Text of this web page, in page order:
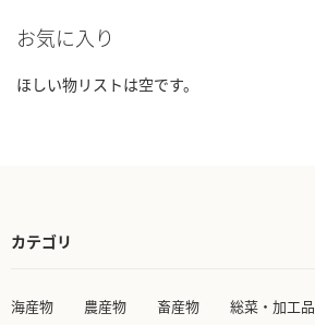
物
リ
追
追
加
お気に入り
ほしい物リストは空です。
カテゴリ
海産物 農産物 畜産物 総菜・加工品